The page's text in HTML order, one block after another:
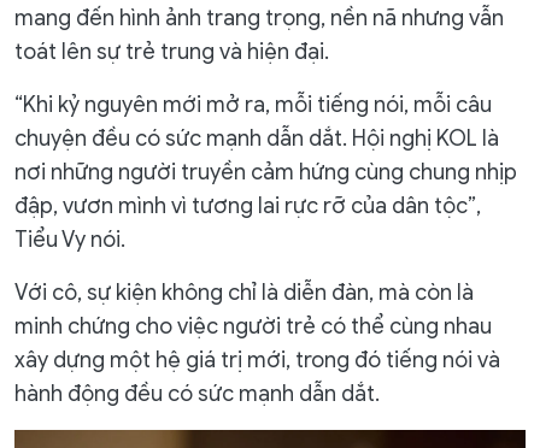
mang đến hình ảnh trang trọng, nền nã nhưng vẫn
toát lên sự trẻ trung và hiện đại.
“Khi kỷ nguyên mới mở ra, mỗi tiếng nói, mỗi câu
chuyện đều có sức mạnh dẫn dắt. Hội nghị KOL là
nơi những người truyền cảm hứng cùng chung nhịp
đập, vươn mình vì tương lai rực rỡ của dân tộc”,
Tiểu Vy nói.
Với cô, sự kiện không chỉ là diễn đàn, mà còn là
minh chứng cho việc người trẻ có thể cùng nhau
xây dựng một hệ giá trị mới, trong đó tiếng nói và
hành động đều có sức mạnh dẫn dắt.